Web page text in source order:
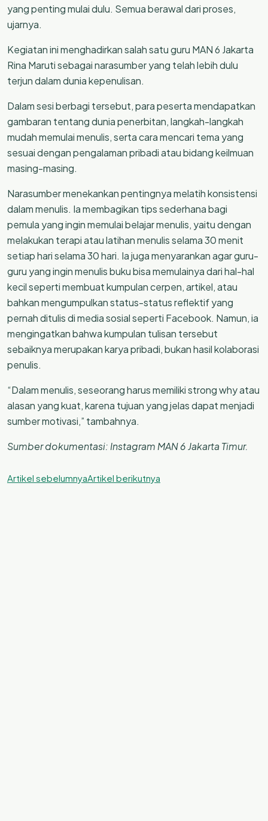
yang penting mulai dulu. Semua berawal dari proses,
ujarnya.
Kegiatan ini menghadirkan salah satu guru MAN 6 Jakarta
Rina Maruti sebagai narasumber yang telah lebih dulu
terjun dalam dunia kepenulisan.
Dalam sesi berbagi tersebut, para peserta mendapatkan
gambaran tentang dunia penerbitan, langkah-langkah
mudah memulai menulis, serta cara mencari tema yang
sesuai dengan pengalaman pribadi atau bidang keilmuan
masing-masing.
Narasumber menekankan pentingnya melatih konsistensi
dalam menulis. Ia membagikan tips sederhana bagi
pemula yang ingin memulai belajar menulis, yaitu dengan
melakukan terapi atau latihan menulis selama 30 menit
setiap hari selama 30 hari. Ia juga menyarankan agar guru-
guru yang ingin menulis buku bisa memulainya dari hal-hal
kecil seperti membuat kumpulan cerpen, artikel, atau
bahkan mengumpulkan status-status reflektif yang
pernah ditulis di media sosial seperti Facebook. Namun, ia
mengingatkan bahwa kumpulan tulisan tersebut
sebaiknya merupakan karya pribadi, bukan hasil kolaborasi
penulis.
“Dalam menulis, seseorang harus memiliki strong why atau
alasan yang kuat, karena tujuan yang jelas dapat menjadi
sumber motivasi,” tambahnya.
Sumber dokumentasi: Instagram MAN 6 Jakarta Timur.
Artikel sebelumnyaArtikel berikutnya